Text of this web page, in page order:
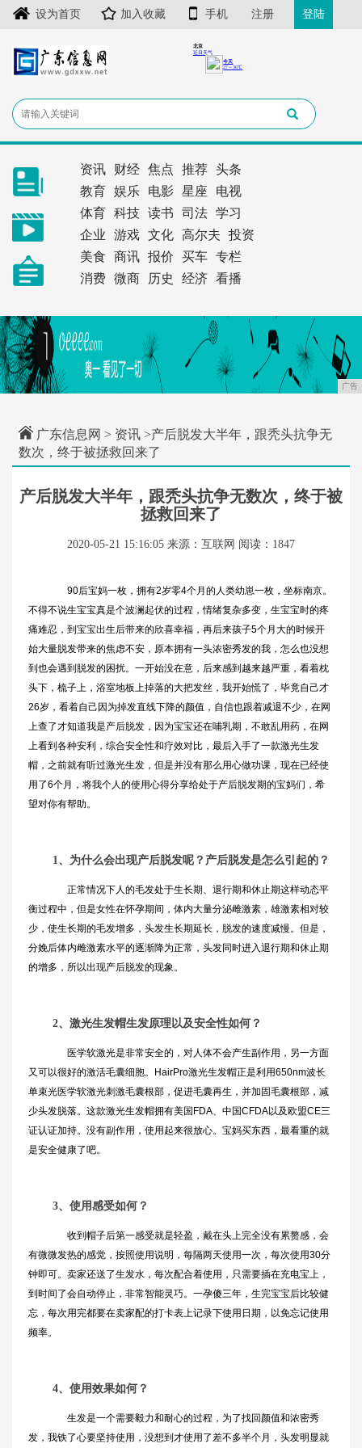
设为首页 加入收藏 手机 注册 登陆
资讯 财经 焦点 推荐
头条
教育
娱乐 电影 星座
电视
体育
科技 读书 司法
学习
企业
游戏 文化 高尔夫
投资
美食
商讯 报价 买车
专栏
消费
微商 历史 经济 看播
广告
广东信息网 > 资讯 >产后脱发大半年，跟秃头抗争无
数次，终于被拯救回来了
产后脱发大半年，跟秃头抗争无数次，终于被
拯救回来了
2020-05-21 15:16:05 来源：互联网 阅读：1847
90后宝妈一枚，拥有2岁零4个月的人类幼崽一枚，坐标南京。
不得不说生宝宝真是个波澜起伏的过程，情绪复杂多变，生宝宝时的疼
痛难忍，到宝宝出生后带来的欣喜幸福，再后来孩子5个月大的时候开
始大量脱发带来的焦虑不安，原本拥有一头浓密秀发的我，怎么也没想
到也会遇到脱发的困扰。一开始没在意，后来感到越来越严重，看着枕
头下，梳子上，浴室地板上掉落的大把发丝，我开始慌了，毕竟自己才
26岁，看着自己因为掉发直线下降的颜值，自信也跟着减退不少，在网
上查了才知道我是产后脱发，因为宝宝还在哺乳期，不敢乱用药，在网
上看到各种安利，综合安全性和疗效对比，最后入手了一款激光生发
帽，之前就有听过激光生发，但是并没有那么用心做功课，现在已经使
用了6个月，将我个人的使用心得分享给处于产后脱发期的宝妈们，希
望对你有帮助。
1、 为什么会出现产后脱发呢？产后脱发是怎么引起的？
正常情况下人的毛发处于生长期、退行期和休止期这样动态平
衡过程中，但是女性在怀孕期间，体内大量分泌雌激素，雄激素相对较
少，使生长期的毛发增多，头发生长期延长，脱发的速度减慢。但是，
分娩后体内雌激素水平的逐渐降为正常，头发同时进入退行期和休止期
的增多，所以出现产后脱发的现象。
2、 激光生发帽生发原理以及安全性如何？
医学软激光是非常安全的，对人体不会产生副作用，另一方面
又可以很好的激活毛囊细胞。HairPro激光生发帽正是利用650nm波长
单束光医学软激光刺激毛囊根部，促进毛囊再生，并加固毛囊根部，减
少头发脱落。这款激光生发帽拥有美国FDA、中国CFDA以及欧盟CE三
证认证加持。没有副作用，使用起来很放心。宝妈买东西，最看重的就
是安全健康了吧。
3、使用感受如何？
收到帽子后第一感受就是轻盈，戴在头上完全没有累赘感，会
有微微发热的感觉，按照使用说明，每隔两天使用一次，每次使用30分
钟即可。卖家还送了生发水，每次配合着使用，只需要插在充电宝上，
到时间了会自动停止，非常智能灵巧。一孕傻三年，生完宝宝后比较健
忘，每次用完都要在卖家配的打卡表上记录下使用日期，以免忘记使用
频率。
4、使用效果如何？
生发是一个需要毅力和耐心的过程，为了找回颜值和浓密秀
发，我铁了心要坚持使用，没想到才使用了差不多半个月，头发明显就